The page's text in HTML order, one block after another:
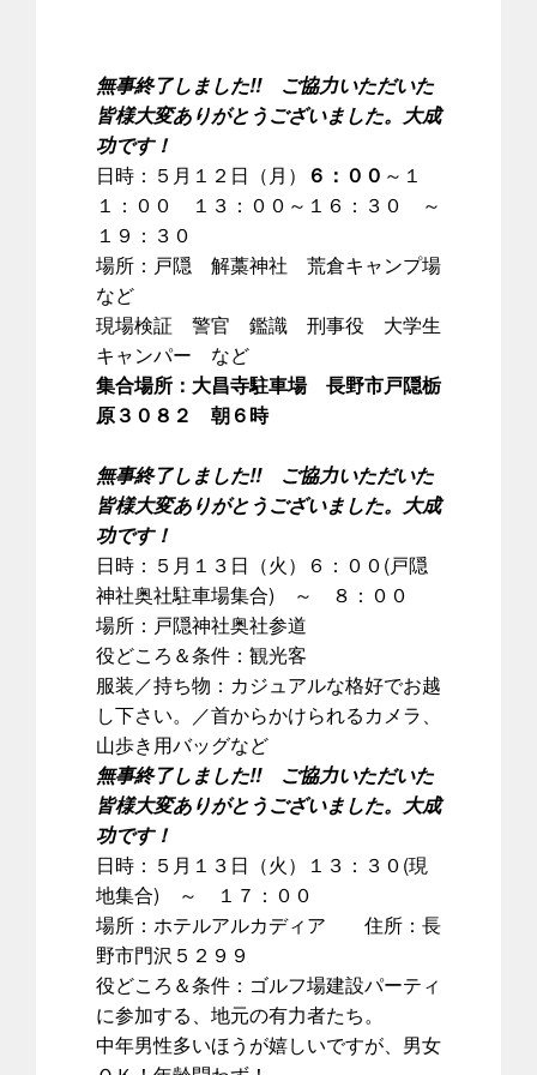
無事終了しました!! ご協力いただいた
皆様大変ありがとうございました。大成
功です！
日時：５月１２日（月）
６：００ ～１
１：００ １３：００～１６：３０ ～
１９：３０
場所：戸隠 解藁神社 荒倉キャンプ場
など
現場検証 警官 鑑識 刑事役 大学生
キャンパー など
集合場所：大昌寺駐車場 長野市戸隠栃
原３０８２ 朝６時
無事終了しました!! ご協力いただいた
皆様大変ありがとうございました。大成
功です！
日時：５月１３日（火）６：００(戸隠
神社奥社駐車場集合) ～ ８：００
場所：戸隠神社奥社参道
役どころ＆条件：観光客
服装／持ち物：カジュアルな格好でお越
し下さい。／首からかけられるカメラ、
山歩き用バッグなど
無事終了しました!! ご協力いただいた
皆様大変ありがとうございました。大成
功です！
日時：５月１３日（火）１３：３０(現
地集合) ～ １７：００
場所：ホテルアルカディア 住所：長
野市門沢５２９９
役どころ＆条件：ゴルフ場建設パーティ
に参加する、地元の有力者たち。
中年男性多いほうが嬉しいですが、男女